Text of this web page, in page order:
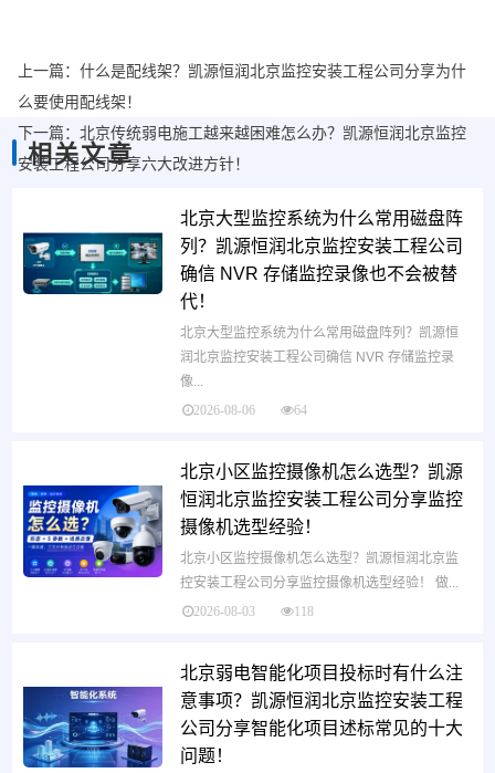
上一篇：什么是配线架？凯源恒润北京监控安装工程公司分享为什
么要使用配线架！
下一篇： 北京传统弱电施工越来越困难怎么办？凯源恒润北京监控
安装工程公司分享六大改进方针！
相关文章
北京大型监控系统为什么常用磁盘阵
列？凯源恒润北京监控安装工程公司
确信 NVR 存储监控录像也不会被替
代！
北京大型监控系统为什么常用磁盘阵列？凯源恒
润北京监控安装工程公司确信 NVR 存储监控录
像...
2026-08-06 64
北京小区监控摄像机怎么选型？凯源
恒润北京监控安装工程公司分享监控
摄像机选型经验！
北京小区监控摄像机怎么选型？凯源恒润北京监
控安装工程公司分享监控摄像机选型经验！ 做...
2026-08-03 118
北京弱电智能化项目投标时有什么注
意事项？凯源恒润北京监控安装工程
公司分享智能化项目述标常见的十大
问题！